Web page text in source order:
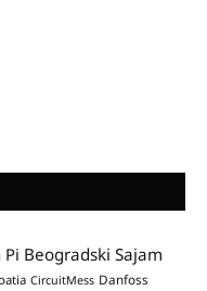
Pi Beogradski Sajam
CircuitMess Danfoss